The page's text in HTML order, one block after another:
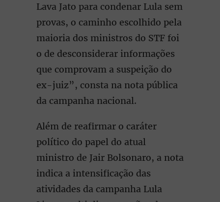
Lava Jato para condenar Lula sem
provas, o caminho escolhido pela
maioria dos ministros do STF foi
o de desconsiderar informações
que comprovam a suspeição do
ex-juiz”, consta na nota pública
da campanha nacional.
Além de reafirmar o caráter
político do papel do atual
ministro de Jair Bolsonaro, a nota
indica a intensificação das
atividades da campanha Lula